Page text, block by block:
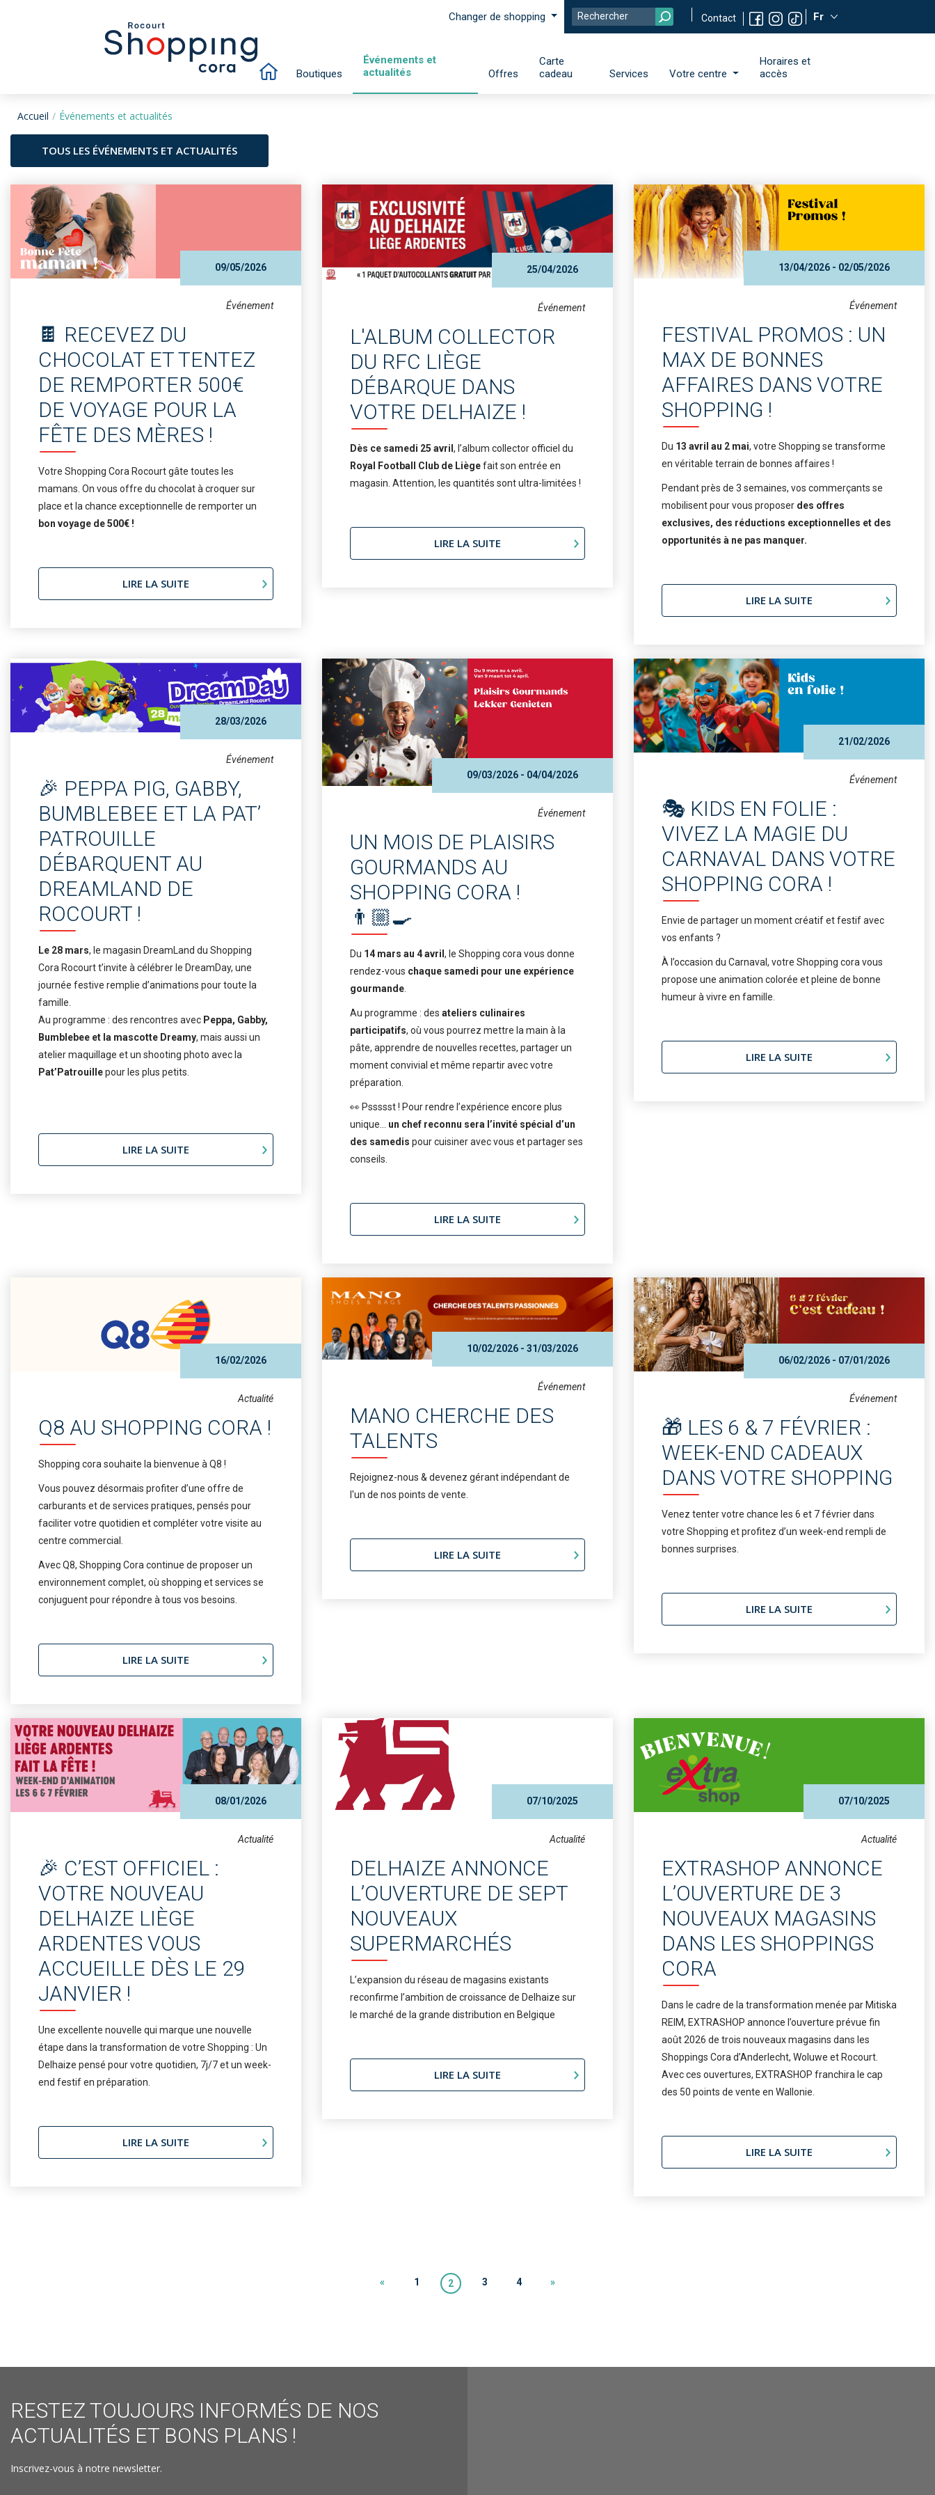
Changer de shopping Contact Fr
Boutiques
Événements et
actualités
Offres
Carte
cadeau
Services Votre centre
Horaires et
accès
Accueil Événements et actualités
TOUS LES ÉVÉNEMENTS ET ACTUALITÉS
09/05/2026
Événement
🍫 RECEVEZ DU
CHOCOLAT ET TENTEZ
DE REMPORTER 500€
DE VOYAGE POUR LA
FÊTE DES MÈRES !
Votre Shopping Cora Rocourt gâte toutes les
mamans. On vous offre du chocolat à croquer sur
place et la chance exceptionnelle de remporter un
bon voyage de 500€ !
LIRE LA SUITE
25/04/2026
Événement
L'ALBUM COLLECTOR
DU RFC LIÈGE
DÉBARQUE DANS
VOTRE DELHAIZE !
Dès ce samedi 25 avril , l’album collector officiel du
Royal Football Club de Liègefait son entrée en
magasin. Attention, les quantités sont ultra-limitées !
LIRE LA SUITE
13/04/2026 - 02/05/2026
Événement
FESTIVAL PROMOS : UN
MAX DE BONNES
AFFAIRES DANS VOTRE
SHOPPING !
Du 13 avril au 2 mai, votre Shopping se transforme
en véritable terrain de bonnes affaires !
Pendant près de 3 semaines, vos commerçants se
mobilisent pour vous proposer des offres
exclusives, des réductions exceptionnelles et des
opportunités à ne pas manquer.
LIRE LA SUITE
28/03/2026
Événement
🎉 PEPPA PIG, GABBY,
BUMBLEBEE ET LA PAT’
PATROUILLE
DÉBARQUENT AU
DREAMLAND DE
ROCOURT !
Le 28 mars, le magasin DreamLand du Shopping
Cora Rocourt t’invite à célébrer le DreamDay, une
journée festive remplie d’animations pour toute la
famille.
Au programme : des rencontres avec Peppa, Gabby,
Bumblebee et la mascotte Dreamy, mais aussi un
atelier maquillage et un shooting photo avec la
Pat’Patrouillepour les plus petits.
LIRE LA SUITE
09/03/2026 - 04/04/2026
Événement
UN MOIS DE PLAISIRS
GOURMANDS AU
SHOPPING CORA !
👨🏼‍🍳
Du 14 mars au 4 avril , le Shopping cora vous donne
rendez-vous chaque samedi pour une expérience
gourmande.
Au programme : des ateliers culinaires
participatifs, où vous pourrez mettre la main à la
pâte, apprendre de nouvelles recettes, partager un
moment convivial et même repartir avec votre
préparation.
👀 Pssssst ! Pour rendre l’expérience encore plus
unique… un chef reconnu sera l’invité spécial d’un
des samedis pour cuisiner avec vous et partager ses
conseils.
LIRE LA SUITE
21/02/2026
Événement
🎭 KIDS EN FOLIE :
VIVEZ LA MAGIE DU
CARNAVAL DANS VOTRE
SHOPPING CORA !
Envie de partager un moment créatif et festif avec
vos enfants ?
À l’occasion du Carnaval, votre Shopping cora vous
propose une animation colorée et pleine de bonne
humeur à vivre en famille.
LIRE LA SUITE
16/02/2026
Actualité
Q8 AU SHOPPING CORA !
Shopping cora souhaite la bienvenue à Q8 !
Vous pouvez désormais profiter d’une offre de
carburants et de services pratiques, pensés pour
faciliter votre quotidien et compléter votre visite au
centre commercial.
Avec Q8, Shopping Cora continue de proposer un
environnement complet, où shopping et services se
conjuguent pour répondre à tous vos besoins.
LIRE LA SUITE
10/02/2026 - 31/03/2026
Événement
MANO CHERCHE DES
TALENTS
Rejoignez-nous & devenez gérant indépendant de
l'un de nos points de vente.
LIRE LA SUITE
06/02/2026 - 07/01/2026
Événement
🎁 LES 6 & 7 FÉVRIER :
WEEK-END CADEAUX
DANS VOTRE SHOPPING
Venez tenter votre chance les 6 et 7 février dans
votre Shopping et profitez d’un week-end rempli de
bonnes surprises.
LIRE LA SUITE
08/01/2026
Actualité
🎉 C’EST OFFICIEL :
VOTRE NOUVEAU
DELHAIZE LIÈGE
ARDENTES VOUS
ACCUEILLE DÈS LE 29
JANVIER !
Une excellente nouvelle qui marque une nouvelle
étape dans la transformation de votre Shopping : Un
Delhaize pensé pour votre quotidien, 7j/7 et un week-
end festif en préparation.
LIRE LA SUITE
07/10/2025
Actualité
DELHAIZE ANNONCE
L’OUVERTURE DE SEPT
NOUVEAUX
SUPERMARCHÉS
L’expansion du réseau de magasins existants
reconfirme l’ambition de croissance de Delhaize sur
le marché de la grande distribution en Belgique
LIRE LA SUITE
07/10/2025
Actualité
EXTRASHOP ANNONCE
L’OUVERTURE DE 3
NOUVEAUX MAGASINS
DANS LES SHOPPINGS
CORA
Dans le cadre de la transformation menée par Mitiska
REIM, EXTRASHOP annonce l’ouverture prévue fin
août 2026 de trois nouveaux magasins dans les
Shoppings Cora d’Anderlecht, Woluwe et Rocourt.
Avec ces ouvertures, EXTRASHOP franchira le cap
des 50 points de vente en Wallonie.
LIRE LA SUITE
« 1 2 3 4 »
RESTEZ TOUJOURS INFORMÉS DE NOS
ACTUALITÉS ET BONS PLANS !
Inscrivez-vous à notre newsletter.